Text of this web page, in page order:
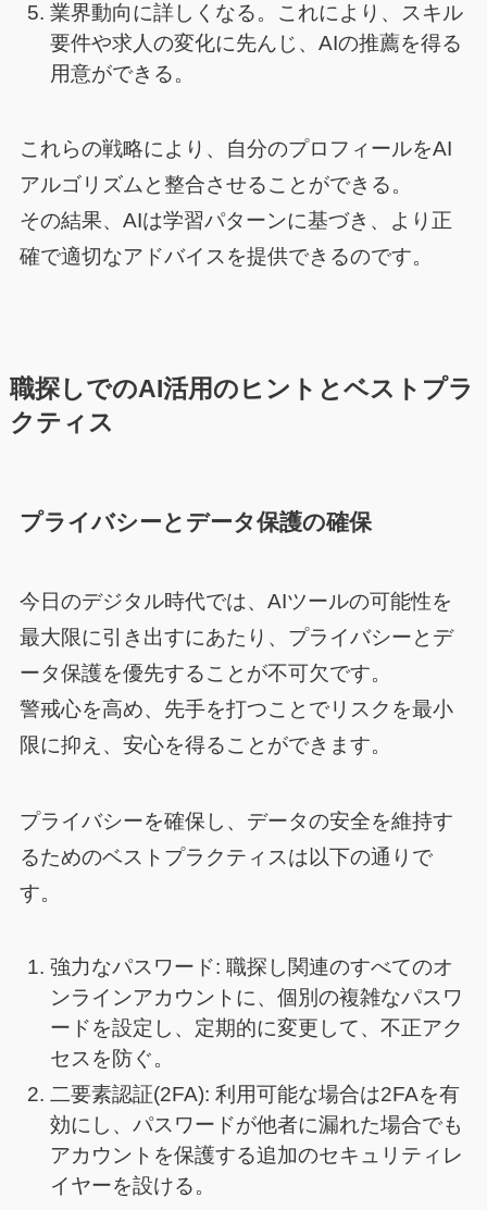
業界動向に詳しくなる。これにより、スキル
要件や求人の変化に先んじ、AIの推薦を得る
用意ができる。
これらの戦略により、自分のプロフィールをAI
アルゴリズムと整合させることができる。
その結果、AIは学習パターンに基づき、より正
確で適切なアドバイスを提供できるのです。
職探しでのAI活用のヒントとベストプラ
クティス
プライバシーとデータ保護の確保
今日のデジタル時代では、AIツールの可能性を
最大限に引き出すにあたり、プライバシーとデ
ータ保護を優先することが不可欠です。
警戒心を高め、先手を打つことでリスクを最小
限に抑え、安心を得ることができます。
プライバシーを確保し、データの安全を維持す
るためのベストプラクティスは以下の通りで
す。
強力なパスワード: 職探し関連のすべてのオ
ンラインアカウントに、個別の複雑なパスワ
ードを設定し、定期的に変更して、不正アク
セスを防ぐ。
二要素認証(2FA): 利用可能な場合は2FAを有
効にし、パスワードが他者に漏れた場合でも
アカウントを保護する追加のセキュリティレ
イヤーを設ける。